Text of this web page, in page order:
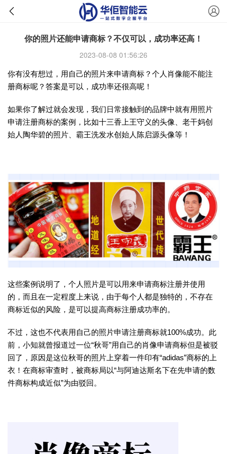
你的照片还能申请商标？不仅可以，成功率还高！
2023-08-08 01:56:26
你有没有想过，用自己的照片来申请商标？个人肖像能不能注
册商标呢？答案是可以，成功率还很高呢！
如果你了解过就会发现，我们日常接触到的品牌中就有用照片
申请注册商标的案例，比如十三香上王守义的头像、老干妈创
始人陶华碧的照片、霸王洗发水创始人陈启源头像等！
这些案例说明了，个人照片是可以用来申请商标注册并使用
的，而且在一定程度上来说，由于每个人都是独特的，不存在
商标近似的风险，是可以提高商标注册成功率的。
不过，这也不代表用自己的照片申请注册商标就100%成功。此
前，小知就曾报道过一位“秋哥”用自己的肖像申请商标但是被驳
回了，原因是这位秋哥的照片上穿着一件印有“adidas”商标的上
衣！在商标审查时，被商标局以“与阿迪达斯名下在先申请的数
件商标构成近似”为由驳回。